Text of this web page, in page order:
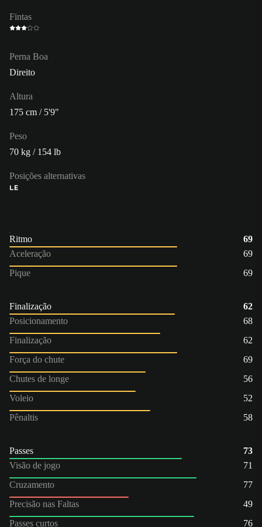
Fintas
Perna Boa
Direito
Altura
175 cm / 5'9"
Peso
70 kg / 154 lb
Posições alternativas
LE
Ritmo
69
Aceleração
69
Pique
69
Finalização
62
Posicionamento
68
Finalização
62
Força do chute
69
Chutes de longe
56
Voleio
52
Pênaltis
58
Passes
73
Visão de jogo
71
Cruzamento
77
Precisão nas Faltas
49
Passes curtos
76